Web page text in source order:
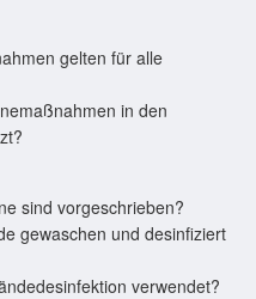
gelten für alle
in den
sind vorgeschrieben?
gewaschen und desinfiziert
verwendet?